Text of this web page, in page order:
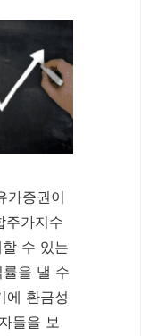
가증권이
주가지수
수 있는
을 낼 수
에 환금성
들을 보